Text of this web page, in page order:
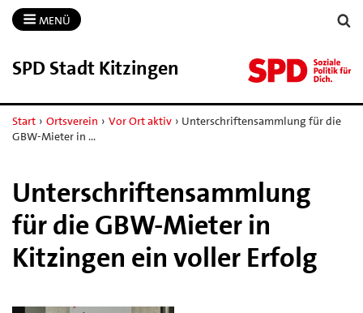
MENÜ
SPD Stadt Kitzingen
Start › Ortsverein › Vor Ort aktiv › Unterschriftensammlung für die
GBW-Mieter in …
Unterschriftensammlung
für die GBW-Mieter in
Kitzingen ein voller Erfolg